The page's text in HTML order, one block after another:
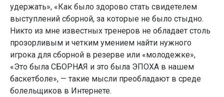
удержать», «Как было здорово стать свидетелем
выступлений сборной, за которые не было стыдно.
Никто из мне известных тренеров не обладает столь
прозорливым и четким умением найти нужного
игрока для сборной в резерве или «молодежке»,
«Это была СБОРНАЯ и это была ЭПОХА в нашем
баскетболе», — такие мысли преобладают в среде
болельщиков в Интернете.